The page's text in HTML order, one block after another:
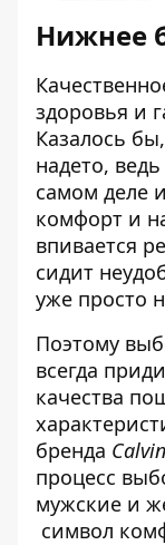
Нижнее
здоровья и
Казалось
надето,
самом деле
комфорт и
впивается
сидит
уже просто
Поэтому
всегда
качества
бренда
процесс
мужские и
символ